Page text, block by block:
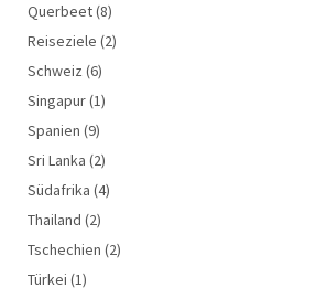
Querbeet(8)
Reiseziele (2)
Schweiz (6)
Singapur(1)
Spanien (9)
Sri Lanka (2)
Südafrika (4)
Thailand (2)
Tschechien (2)
Türkei (1)